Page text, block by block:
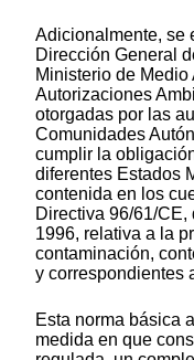
Adicionalmente, se
Dirección General
Ministerio de
Autorizaciones
otorgadas por las
Comunidades
cumplir la
diferentes Estados
contenida en los
Directiva 96/61/
1996, relativa a la
contaminación,
y correspondientes
Esta norma básica
medida en que